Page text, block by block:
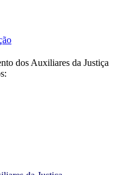
dos Auxiliares da Justiça